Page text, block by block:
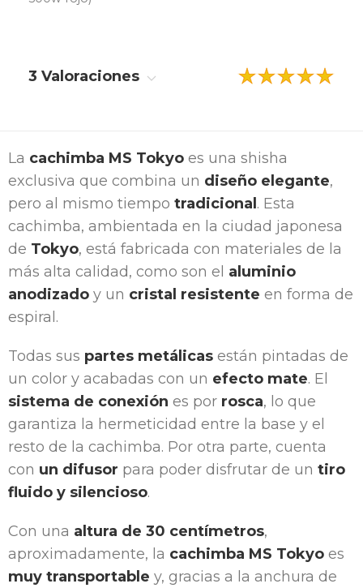
3 Valoraciones
La cachimba MS Tokyo es una shisha
exclusiva que combina un diseño elegante,
pero al mismo tiempo tradicional . Esta
cachimba, ambientada en la ciudad japonesa
de Tokyo, está fabricada con materiales de la
más alta calidad, como son el aluminio
anodizado y un cristal resistente en forma de
espiral.
Todas sus partes metálicas están pintadas de
un color y acabadas con un efecto mate. El
sistema de conexión es por rosca, lo que
garantiza la hermeticidad entre la base y el
resto de la cachimba. Por otra parte, cuenta
con un difusor para poder disfrutar de un tiro
fluido y silencioso.
Con una altura de 30 centímetros,
aproximadamente, la cachimba MS Tokyo es
muy transportable y, gracias a la anchura de